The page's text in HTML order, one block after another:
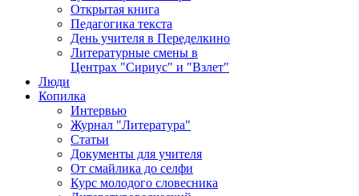
Открытая книга
Педагогика текста
День учителя в Переделкино
Литературные смены в
Центрах "Сириус" и "Взлет"
Люди
Копилка
Интервью
Журнал "Литература"
Статьи
Документы для учителя
От смайлика до селфи
Курс молодого словесника